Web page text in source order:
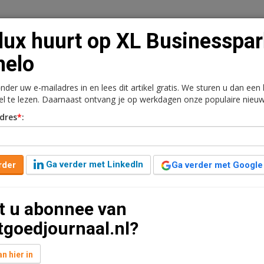
Vacaturebank Contact Abonnementen
Almelo
voor de huur van een unit gelegen aan de
m2 warehouse, 605 m2 mezzanine, 37,5
huurt op XL
uw e-mailadres in en lees dit artikel gratis. We sturen u dan een
te lezen. Daarnaast ontvang je op werkdagen onze populaire
*:
Ga verder met LinkedIn Ga verder met Google
u abonnee van
hier in